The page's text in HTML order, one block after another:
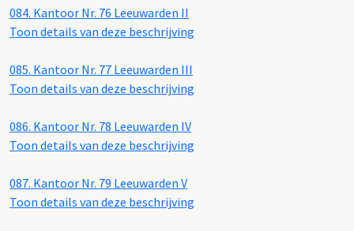
084. Kantoor Nr. 76 Leeuwarden II
Toon details van deze beschrijving
085. Kantoor Nr. 77 Leeuwarden III
Toon details van deze beschrijving
086. Kantoor Nr. 78 Leeuwarden IV
Toon details van deze beschrijving
087. Kantoor Nr. 79 Leeuwarden V
Toon details van deze beschrijving